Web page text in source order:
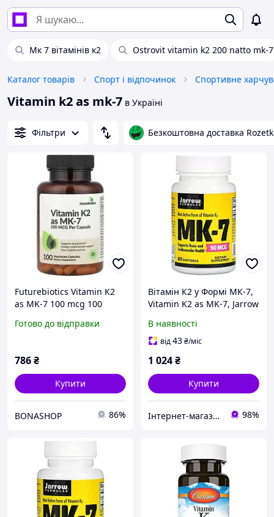
Мк 7 вітамінів к2 Ostrovit vitamin k2 200 natto mk-7
Каталог товарів Спорт і відпочинок
Vitamin k2 as mk-7 в Україні
Фільтри Безкоштовна доставка
Futurebiotics Vitamin K2
as MK-7 100 mcg 100
Готово до відправки
786₴
Купити
BONASHOP 86%
Вітамін К2 у Формі МК-7,
Vitamin K2 as MK-7, Jarrow
капсул
В наявності
від43₴/міс
1 024₴
Купити
Інтернет-магазин спортивного харчування у Вінниці «Kings Nutrition» 98%